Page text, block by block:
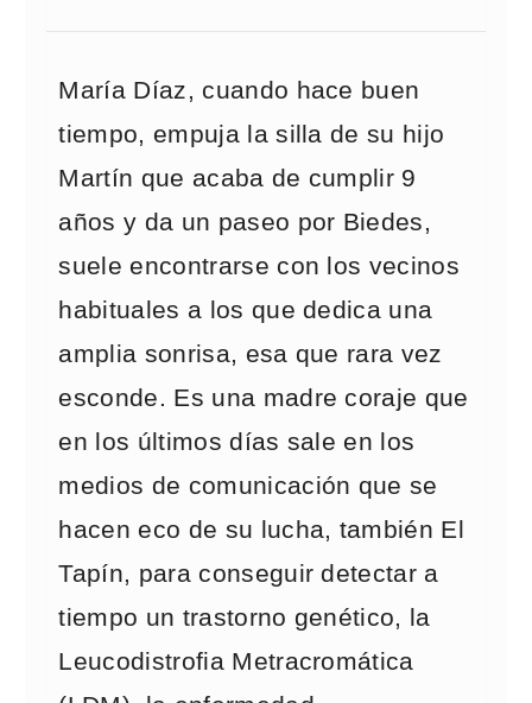
María Díaz, cuando hace buen
tiempo, empuja la silla de su hijo
Martín que acaba de cumplir 9
años y da un paseo por Biedes,
suele encontrarse con los vecinos
habituales a los que dedica una
amplia sonrisa, esa que rara vez
esconde. Es una madre coraje que
en los últimos días sale en los
medios de comunicación que se
hacen eco de su lucha, también El
Tapín, para conseguir detectar a
tiempo un trastorno genético, la
Leucodistrofia Metracromática